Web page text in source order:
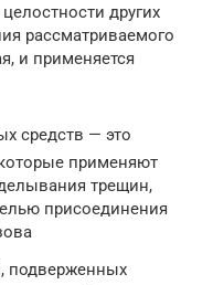
других
рассматриваемого
и применяется
средств — это
применяют
трещин,
присоединения
подверженных